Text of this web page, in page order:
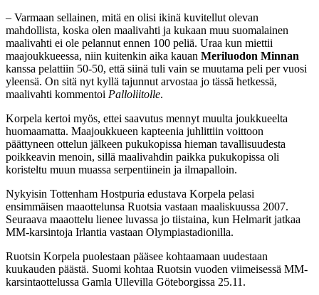
– Varmaan sellainen, mitä en olisi ikinä kuvitellut olevan
mahdollista, koska olen maalivahti ja kukaan muu suomalainen
maalivahti ei ole pelannut ennen 100 peliä. Uraa kun miettii
maajoukkueessa, niin kuitenkin aika kauan Meriluodon Minnan
kanssa pelattiin 50-50, että siinä tuli vain se muutama peli per vuosi
yleensä. On sitä nyt kyllä tajunnut arvostaa jo tässä hetkessä,
maalivahti kommentoi Palloliitolle.
Korpela kertoi myös, ettei saavutus mennyt muulta joukkueelta
huomaamatta. Maajoukkueen kapteenia juhlittiin voittoon
päättyneen ottelun jälkeen pukukopissa hieman tavallisuudesta
poikkeavin menoin, sillä maalivahdin paikka pukukopissa oli
koristeltu muun muassa serpentiinein ja ilmapalloin.
Nykyisin Tottenham Hostpuria edustava Korpela pelasi
ensimmäisen maaottelunsa Ruotsia vastaan maaliskuussa 2007.
Seuraava maaottelu lienee luvassa jo tiistaina, kun Helmarit jatkaa
MM-karsintoja Irlantia vastaan Olympiastadionilla.
Ruotsin Korpela puolestaan pääsee kohtaamaan uudestaan
kuukauden päästä. Suomi kohtaa Ruotsin vuoden viimeisessä MM-
karsintaottelussa Gamla Ullevilla Göteborgissa 25.11.